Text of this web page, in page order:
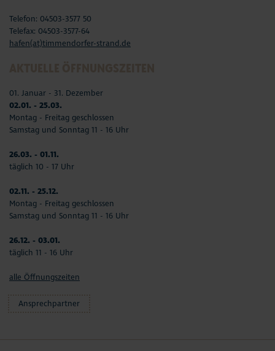
Telefon: 04503-3577 50
Telefax: 04503-3577-64
hafen(at)timmendorfer-strand.de
01. Januar - 31. Dezember
02.01. - 25.03.
Montag - Freitag geschlossen
Samstag und Sonntag 11 - 16 Uhr
26.03. - 01.11.
täglich 10 - 17 Uhr
02.11. - 25.12.
Montag - Freitag geschlossen
Samstag und Sonntag 11 - 16 Uhr
26.12. - 03.01.
täglich 11 - 16 Uhr
alle Öffnungszeiten
Ansprechpartner